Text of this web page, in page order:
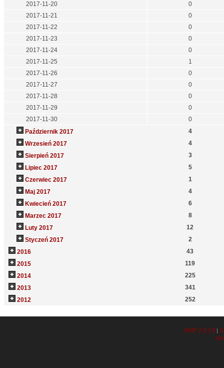
2017-11-20
0
2017-11-21
0
2017-11-22
0
2017-11-23
0
2017-11-24
0
2017-11-25
1
2017-11-26
0
2017-11-27
0
2017-11-28
0
2017-11-29
0
2017-11-30
0
Październik 2017
4
Wrzesień 2017
4
Sierpień 2017
3
Lipiec 2017
5
Czerwiec 2017
1
Maj 2017
4
Kwiecień 2017
6
Marzec 2017
8
Luty 2017
12
Styczeń 2017
2
2016
43
2015
119
2014
225
2013
341
2012
252
SMF 2.0.19